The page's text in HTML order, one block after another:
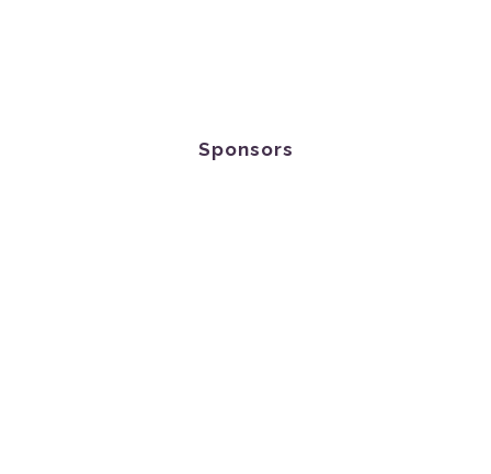
Sponsors